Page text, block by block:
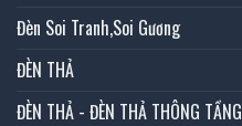
Đèn Soi Tranh,Soi Gương
ĐÈN THẢ
ĐÈN THẢ - ĐÈN THẢ THÔNG TẦNG